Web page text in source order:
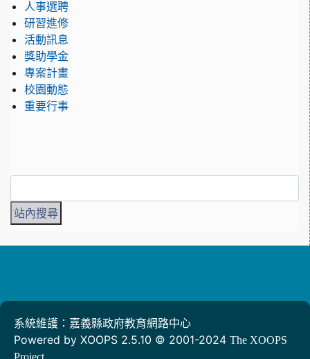
人事選聘
研習進修
活動訊息
獎助學金
專案計畫
校園動態
重要行事
系統維護：嘉義縣政府教育網路中心
Powered by XOOPS 2.5.10 © 2001-2024 The XOOPS
Project